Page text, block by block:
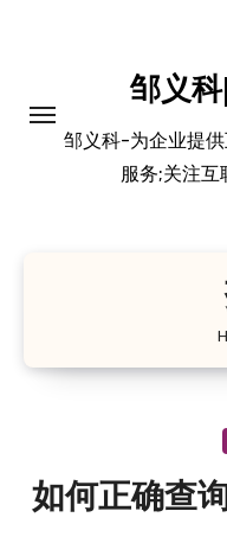
邹义
邹义科-为企业提
服务;关注互
如何正确查